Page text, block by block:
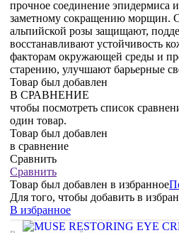
прочное соединение эпидермиса
заметному сокращению морщин.
альпийской розы защищают,
восстанавливают устойчивость
факторам окружающей среды и
старению, улучшают барьерные
Товар был добавлен
В СРАВНЕНИЕ
чтобы посмотреть список
один товар.
Товар был добавлен
в сравнение
Сравнить
Сравнить
Товар был добавлен в избранное
Для того, чтобы добавить в
В избранное